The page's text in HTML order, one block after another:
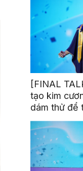
[FINAL
tạo kim
dám thử để
mình